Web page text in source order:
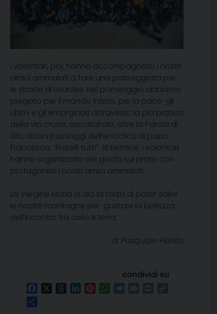
I volontari, poi, hanno accompagnato i nostri
amici ammalati a fare una passeggiata per
le strade di Lourdes. Nel pomeriggio abbiamo
pregato per il mondo intero, per la pace gli
ultimi e gli emarginati attraverso la pia pratica
della via crucis, ascoltando, oltre la Parola di
Dio, alcuni passaggi dell’enciclica di papa
Francesco, “Fratelli tutti”. Al termine, i volontari
hanno organizzato dei giochi sul prato con
protagonisti i nostri amici ammalati.
La Vergine Maria ci dia la forza di poter salire
le nostre montagne per gustare la bellezza
dell’incontro tra cielo e terra.
di Pasquale Fiorillo
condividi su
FacebookThreadsLinkedInPinterestWhatsApp